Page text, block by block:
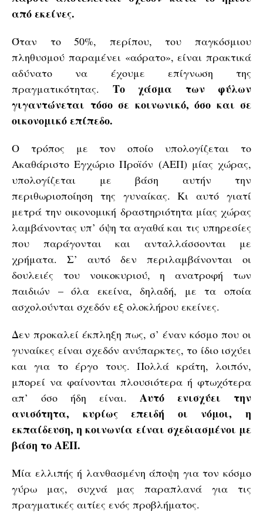
από εκείνες.
Όταν το 50%, περίπου, του παγκόσμιου
πληθυσμού παραμένει «αόρατο», είναι πρακτικά
αδύνατο να έχουμε επίγνωση της
πραγματικότητας. Το χάσμα των φύλων
γιγαντώνεται τόσο σε κοινωνικό, όσο και σε
οικονομικό επίπεδο.
Ο τρόπος με τον οποίο υπολογίζεται το
Ακαθάριστο Εγχώριο Προϊόν (ΑΕΠ) μίας χώρας,
υπολογίζεται με βάση αυτήν την
περιθωριοποίηση της γυναίκας. Κι αυτό γιατί
μετρά την οικονομική δραστηριότητα μίας χώρας
λαμβάνοντας υπ’ όψη τα αγαθά και τις υπηρεσίες
που παράγονται και ανταλλάσσονται με
χρήματα. Σ’ αυτό δεν περιλαμβάνονται οι
δουλειές του νοικοκυριού, η ανατροφή των
παιδιών – όλα εκείνα, δηλαδή, με τα οποία
ασχολούνται σχεδόν εξ ολοκλήρου εκείνες.
Δεν προκαλεί έκπληξη πως, σ’ έναν κόσμο που οι
γυναίκες είναι σχεδόν ανύπαρκτες, το ίδιο ισχύει
και για το έργο τους. Πολλά κράτη, λοιπόν,
μπορεί να φαίνονται πλουσιότερα ή φτωχότερα
απ’ όσο ήδη είναι. Αυτό ενισχύει την
ανισότητα, κυρίως επειδή οι νόμοι, η
εκπαίδευση, η κοινωνία είναι σχεδιασμένοι με
βάση το ΑΕΠ.
Μία ελλιπής ή λανθασμένη άποψη για τον κόσμο
γύρω μας, συχνά μας παραπλανά για τις
πραγματικές αιτίες ενός προβλήματος.